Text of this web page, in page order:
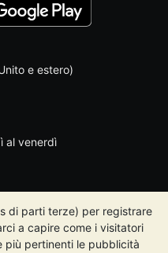
di parti terze) per registrare
a capire come i visitatori
più pertinenti le pubblicità
e estero)
al venerdì